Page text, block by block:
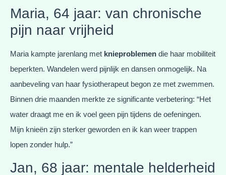
Maria, 64 jaar: van chronische
pijn naar vrijheid
Maria kampte jarenlang met knieproblemen die haar mobiliteit
beperkten. Wandelen werd pijnlijk en dansen onmogelijk. Na
aanbeveling van haar fysiotherapeut begon ze met zwemmen.
Binnen drie maanden merkte ze significante verbetering: “Het
water draagt me en ik voel geen pijn tijdens de oefeningen.
Mijn knieën zijn sterker geworden en ik kan weer trappen
lopen zonder hulp.”
Jan, 68 jaar: mentale helderheid